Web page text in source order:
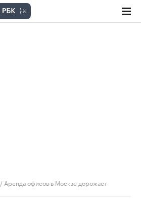
/ Аренда офисов в Москве дорожает